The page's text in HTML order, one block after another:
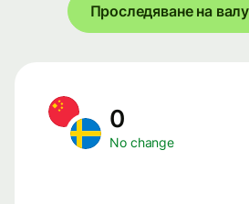
Проследяване на
0
No change